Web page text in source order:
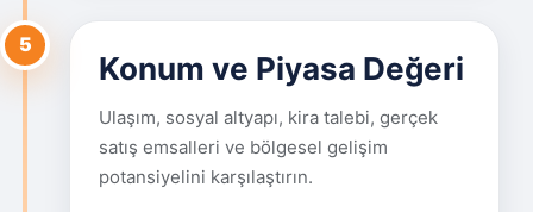
5
Konum ve Piyasa Değeri
Ulaşım, sosyal altyapı, kira talebi, gerçek
satış emsalleri ve bölgesel gelişim
potansiyelini karşılaştırın.